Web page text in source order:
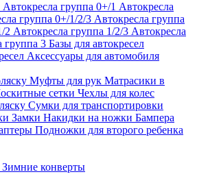
Автокресла группа 0+/1 Автокресла
группа 0+/1/2/3 Автокресла группа
2 Автокресла группа 1/2/3 Автокресла
группа 3 Базы для автокресел
Аксессуары для автомобиля
Муфты для рук Матрасики в
сетки Чехлы для колес
Сумки для транспортировки
Замки Накидки на ножки Бампера
Подножки для второго ребенка
Зимние конверты